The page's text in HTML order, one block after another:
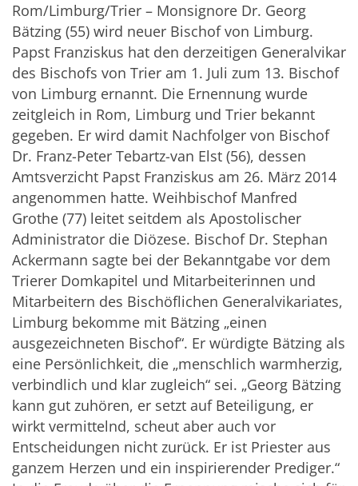
Rom/Limburg/Trier – Monsignore Dr. Georg
Bätzing (55) wird neuer Bischof von Limburg.
Papst Franziskus hat den derzeitigen Generalvikar
des Bischofs von Trier am 1. Juli zum 13. Bischof
von Limburg ernannt. Die Ernennung wurde
zeitgleich in Rom, Limburg und Trier bekannt
gegeben. Er wird damit Nachfolger von Bischof
Dr. Franz-Peter Tebartz-van Elst (56), dessen
Amtsverzicht Papst Franziskus am 26. März 2014
angenommen hatte. Weihbischof Manfred
Grothe (77) leitet seitdem als Apostolischer
Administrator die Diözese. Bischof Dr. Stephan
Ackermann sagte bei der Bekanntgabe vor dem
Trierer Domkapitel und Mitarbeiterinnen und
Mitarbeitern des Bischöflichen Generalvikariates,
Limburg bekomme mit Bätzing „einen
ausgezeichneten Bischof“. Er würdigte Bätzing als
eine Persönlichkeit, die „menschlich warmherzig,
verbindlich und klar zugleich“ sei. „Georg Bätzing
kann gut zuhören, er setzt auf Beteiligung, er
wirkt vermittelnd, scheut aber auch vor
Entscheidungen nicht zurück. Er ist Priester aus
ganzem Herzen und ein inspirierender Prediger.“